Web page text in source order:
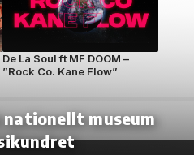
De La Soul ft MF DOOM –
”Rock Co. Kane Flow”
museum